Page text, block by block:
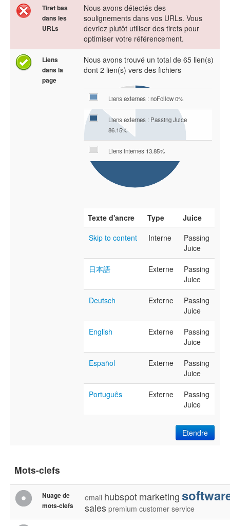
Tiret bas
dans les
URLs
Nous avons détectés des
soulignements dans vos URLs. Vous
devriez plutôt utiliser des tirets pour
optimiser votre référencement.
Liens
dans la
page
Nous avons trouvé un total de 65 lien(s)
dont 2 lien(s) vers des fichiers
Liens externes : noFollow 0%
Liens externes : Passing Juice
86.15%
Liens internes 13.85%
Texte d'ancre Type
Juice
Skip to content
Interne
Passing
Juice
日本語 Externe
Passing
Juice
Deutsch Externe
Passing
Juice
English Externe
Passing
Juice
Español Externe
Passing
Juice
Português Externe
Passing
Juice
Etendre
Mots-clefs
Nuage de
mots-clefs
email hubspotmarketing
sales premium customer service